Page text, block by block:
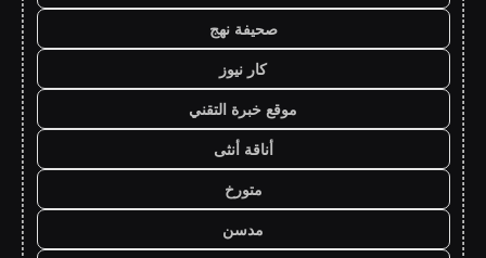
صحيفة نهج
كار نيوز
موقع خبرة التقني
أناقة أنثى
متورخ
مدسن